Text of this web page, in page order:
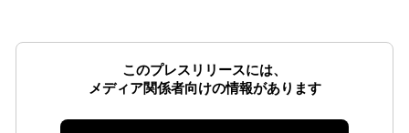
このプレスリリースには、
メディア関係者向けの情報があります